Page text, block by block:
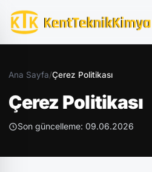
Ana Sayfa/Çerez Politikası
Çerez Politikası
Son güncelleme: 09.06.2026